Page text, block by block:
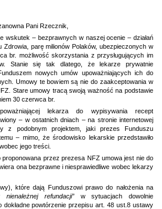
Pani Rzecznik,
wskutek – bezprawnych w naszej ocenie – działań
parę milionów Polaków, ubezpieczonych w
br. możliwość skorzystania z przysługujących im
Stanie się tak dlatego, że lekarze prywatnie
nowych umów upoważniających ich do
Umowy te bowiem są nie do zaakceptowania w
Stare umowy tracą swoją ważność na podstawie
30 czerwca br.
lekarza do wypisywania recept
– w ostatnich dniach – na stronie internetowej
z podobnym projektem, jaki prezes Funduszu
– mimo, że środowisko lekarskie przedstawiło
jego treści.
proponowana przez prezesa NFZ umowa jest nie do
ona bezprawne i niesprawiedliwe wobec lekarzy
które dają Funduszowi prawo do nałożenia na
refundacji”w sytuacjach dowolnie
powtórzenie przepisu art. 48 ust.8 ustawy